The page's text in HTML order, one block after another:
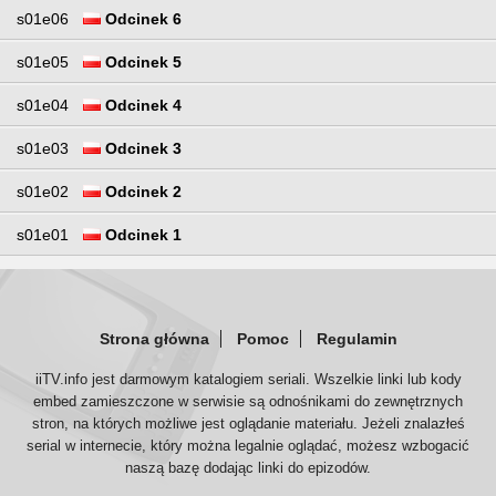
s01e06 Odcinek 6
s01e05 Odcinek 5
s01e04 Odcinek 4
s01e03 Odcinek 3
s01e02 Odcinek 2
s01e01 Odcinek 1
Strona główna Pomoc Regulamin
iiTV.info jest darmowym katalogiem seriali. Wszelkie linki lub kody
embed zamieszczone w serwisie są odnośnikami do zewnętrznych
stron, na których możliwe jest oglądanie materiału. Jeżeli znalazłeś
serial w internecie, który można legalnie oglądać, możesz wzbogacić
naszą bazę dodając linki do epizodów.